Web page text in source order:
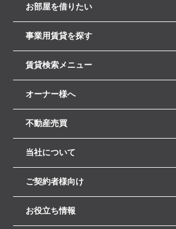
お部屋を借りたい
事業用賃貸を探す
賃貸検索メニュー
オーナー様へ
不動産売買
当社について
ご契約者様向け
お役立ち情報